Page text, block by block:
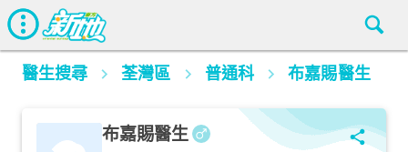
醫生搜尋 荃灣區 普通科 布嘉賜醫生
布嘉賜醫生